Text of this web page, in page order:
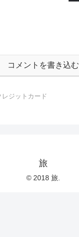
コメントを書き込む
レジットカード
旅
© 2018 旅.